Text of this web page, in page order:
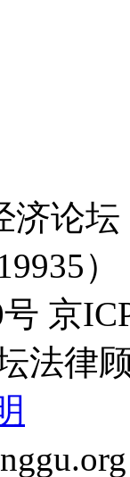
济论
）
京
法律